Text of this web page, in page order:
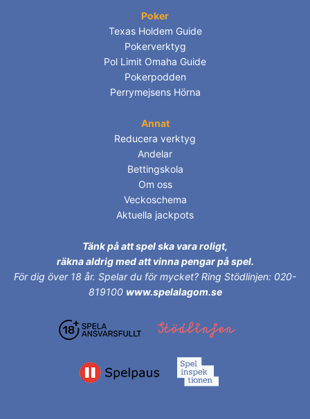
Poker
Texas Holdem Guide
Pokerverktyg
Pol Limit Omaha Guide
Pokerpodden
Perrymejsens Hörna
Annat
Reducera verktyg
Andelar
Bettingskola
Om oss
Veckoschema
Aktuella jackpots
Tänk på att spel ska vara roligt,
räkna aldrig med att vinna pengar på spel.
För dig över 18 år. Spelar du för mycket? Ring Stödlinjen: 020-
819100 www.spelalagom.se